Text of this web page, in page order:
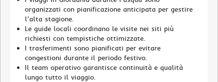
organizzati con pianificazione anticipata per gestire
l’alta stagione.
Le guide locali coordinano le visite nei siti più
richiesti con tempistiche ottimizzate.
I trasferimenti sono pianificati per evitare
congestioni durante il periodo festivo.
Il team operativo garantisce continuità e qualità
lungo tutto il viaggio.